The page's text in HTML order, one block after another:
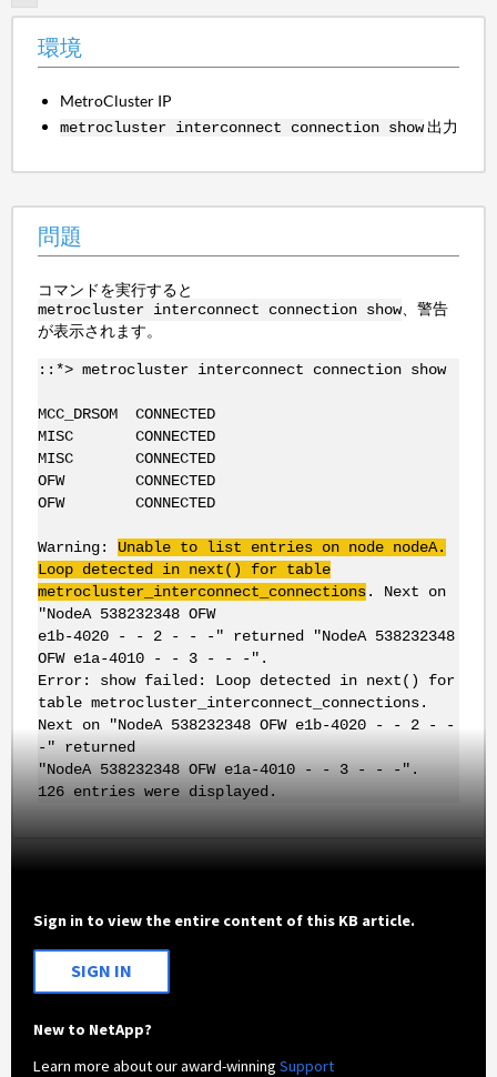
環境
MetroCluster IP
metrocluster interconnect connection show出力
問題
コマンドを実行すると
metrocluster interconnect connection show、警告
が表示されます。
::*> metrocluster interconnect connection show
MCC_DRSOM CONNECTED
MISC CONNECTED
MISC CONNECTED
OFW CONNECTED
OFW CONNECTED
Warning: Unable to list entries on node nodeA.
Loop detected in next() for table
metrocluster_interconnect_connections. Next on
"NodeA 538232348 OFW
e1b-4020 - - 2 - - -" returned "NodeA 538232348
OFW e1a-4010 - - 3 - - -".
Error: show failed: Loop detected in next() for
table metrocluster_interconnect_connections.
Next on "NodeA 538232348 OFW e1b-4020 - - 2 - -
-" returned
"NodeA 538232348 OFW e1a-4010 - - 3 - - -".
126 entries were displayed.
Sign in to view the entire content of this KB article.
SIGN IN
New to NetApp?
Learn more about our award-winningSupport